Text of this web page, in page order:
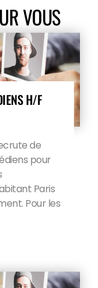
VOUS
H/F
de
pour
Paris
Pour les